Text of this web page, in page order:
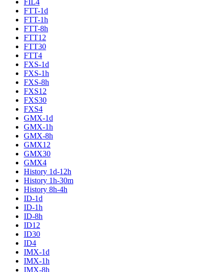
FIL4
FTT-1d
FTT-1h
FTT-8h
FTT12
FTT30
FTT4
FXS-1d
FXS-1h
FXS-8h
FXS12
FXS30
FXS4
GMX-1d
GMX-1h
GMX-8h
GMX12
GMX30
GMX4
History 1d-12h
History 1h-30m
History 8h-4h
ID-1d
ID-1h
ID-8h
ID12
ID30
ID4
IMX-1d
IMX-1h
IMX-8h